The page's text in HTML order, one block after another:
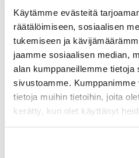
Käytämme evästeitä
räätälöimiseen, sosiaalisen
tukemiseen ja
jaamme sosiaalisen median,
alan kumppaneillemme tietoja
sivustoamme. Kumppanimme
tietoja muihin tietoihin, joita
kerätty, kun olet käyttänyt
Lisätiedot
Syntymäaika: (*)